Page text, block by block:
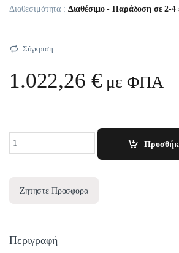
Διαθεσιμότητα : Διαθέσιμο - Παράδοση σε 2-4
Σύγκριση
1.022,26 € με ΦΠΑ
Ζητηστε Προσφορα
Περιγραφή